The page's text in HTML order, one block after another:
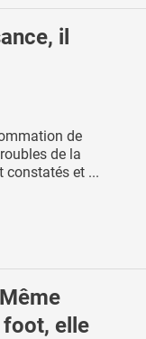
il
de
de la
constatés et ...
foot, elle